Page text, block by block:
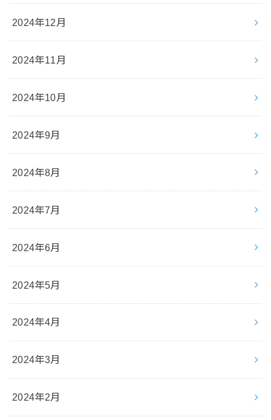
2024年12月
2024年11月
2024年10月
2024年9月
2024年8月
2024年7月
2024年6月
2024年5月
2024年4月
2024年3月
2024年2月